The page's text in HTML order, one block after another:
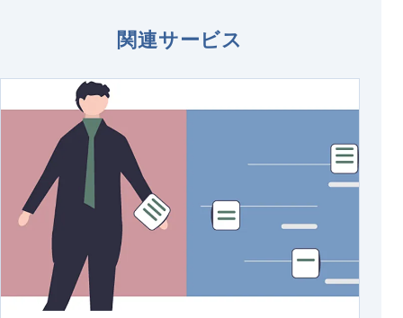
関連サービス